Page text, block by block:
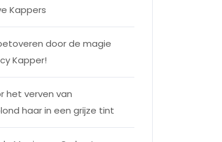
Kappers
door de magie
Kapper!
het verven van
haar in een grijze tint